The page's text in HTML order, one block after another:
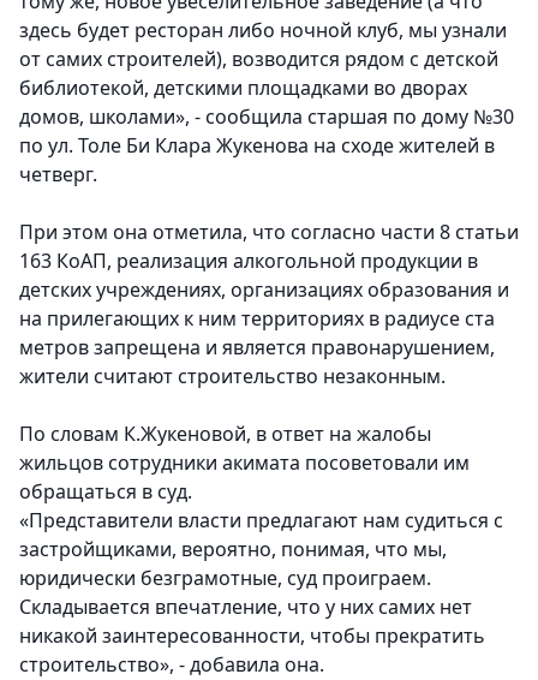
здесь будет ресторан либо ночной клуб, мы узнали
от самих строителей), возводится рядом с детской
библиотекой, детскими площадками во дворах
домов, школами», - сообщила старшая по дому №30
по ул. Толе Би Клара Жукенова на сходе жителей в
четверг.
При этом она отметила, что согласно части 8 статьи
163 КоАП, реализация алкогольной продукции в
детских учреждениях, организациях образования и
на прилегающих к ним территориях в радиусе ста
метров запрещена и является правонарушением,
жители считают строительство незаконным.
По словам К.Жукеновой, в ответ на жалобы
жильцов сотрудники акимата посоветовали им
обращаться в суд.
«Представители власти предлагают нам судиться с
застройщиками, вероятно, понимая, что мы,
юридически безграмотные, суд проиграем.
Складывается впечатление, что у них самих нет
никакой заинтересованности, чтобы прекратить
строительство», - добавила она.